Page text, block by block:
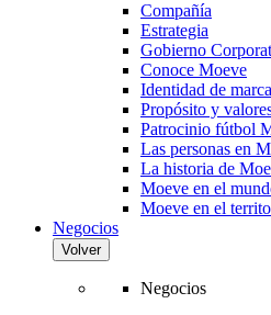
Compañía
Estrategia
Gobierno
Conoce Moeve
Identidad de marca
Propósito y
Patrocinio fútbol
Las personas en
La historia de
Moeve en el
Moeve en el
Negocios
Volver
Negocios